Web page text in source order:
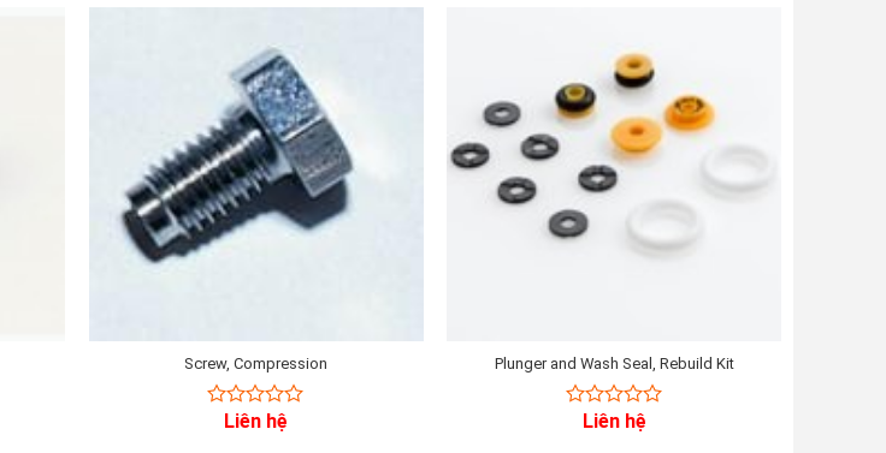
Screw, Compression
Liên hệ
Plunger and Wash Seal, Rebuild Kit
Liên hệ